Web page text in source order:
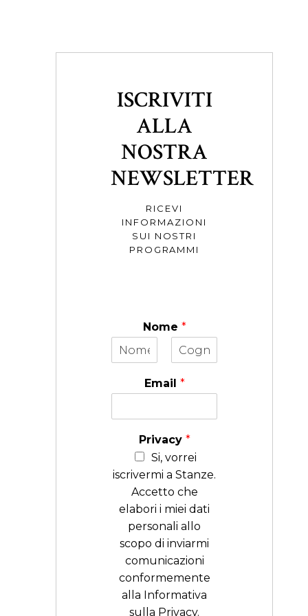
ISCRIVITI
ALLA
NOSTRA
NEWSLETTER
RICEVI
INFORMAZIONI
SUI NOSTRI
PROGRAMMI
Nome *
o
g
m
Email *
Privacy *
Si, vorrei
iscrivermi a Stanze.
Accetto che
elabori i miei dati
personali allo
scopo di inviarmi
comunicazioni
conformemente
alla Informativa
sulla Privacy.